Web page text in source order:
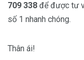
709 338 để được tư
số 1 nhanh chóng.
Thân ái!